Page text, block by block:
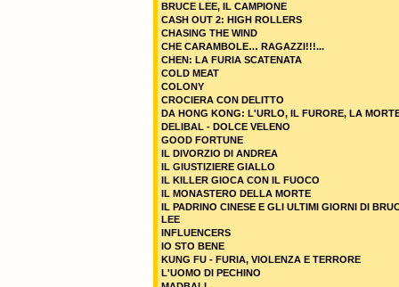
BRUCE LEE, IL CAMPIONE
CASH OUT 2: HIGH ROLLERS
CHASING THE WIND
CHE CARAMBOLE… RAGAZZI!!!...
CHEN: LA FURIA SCATENATA
COLD MEAT
COLONY
CROCIERA CON DELITTO
DA HONG KONG: L'URLO, IL FURORE, LA
DELIBAL - DOLCE VELENO
GOOD FORTUNE
IL DIVORZIO DI ANDREA
IL GIUSTIZIERE GIALLO
IL KILLER GIOCA CON IL FUOCO
IL MONASTERO DELLA MORTE
IL PADRINO CINESE E GLI ULTIMI GIORNI DI
LEE
INFLUENCERS
IO STO BENE
KUNG FU - FURIA, VIOLENZA E TERRORE
L'UOMO DI PECHINO